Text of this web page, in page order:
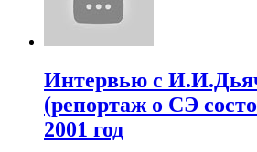
Интервью с
(репортаж о СЭ
2001 год